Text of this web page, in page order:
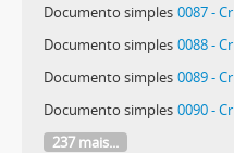
Documento simples 0087 -
Documento simples 0088 -
Documento simples 0089 -
Documento simples 0090 -
237 mais...